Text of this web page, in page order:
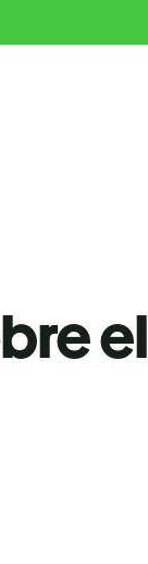
el